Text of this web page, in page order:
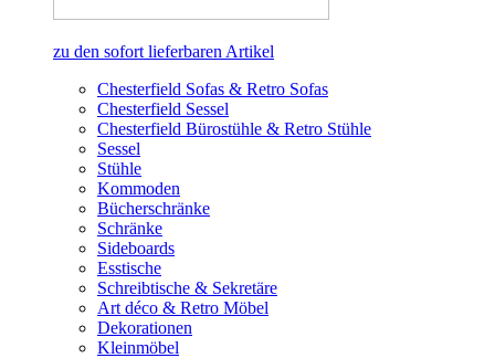
zu den sofort lieferbaren Artikel
Chesterfield Sofas & Retro Sofas
Chesterfield Sessel
Chesterfield Bürostühle & Retro Stühle
Sessel
Stühle
Kommoden
Bücherschränke
Schränke
Sideboards
Esstische
Schreibtische & Sekretäre
Art déco & Retro Möbel
Dekorationen
Kleinmöbel